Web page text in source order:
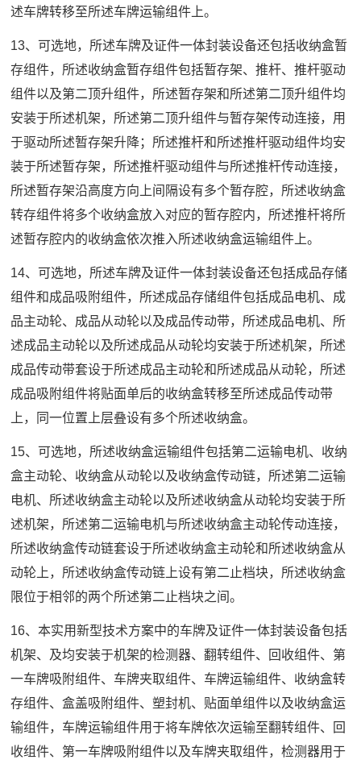
述车牌转移至所述车牌运输组件上。
13、可选地，所述车牌及证件一体封装设备还包括收纳盒暂
存组件，所述收纳盒暂存组件包括暂存架、推杆、推杆驱动
组件以及第二顶升组件，所述暂存架和所述第二顶升组件均
安装于所述机架，所述第二顶升组件与暂存架传动连接，用
于驱动所述暂存架升降；所述推杆和所述推杆驱动组件均安
装于所述暂存架，所述推杆驱动组件与所述推杆传动连接，
所述暂存架沿高度方向上间隔设有多个暂存腔，所述收纳盒
转存组件将多个收纳盒放入对应的暂存腔内，所述推杆将所
述暂存腔内的收纳盒依次推入所述收纳盒运输组件上。
14、可选地，所述车牌及证件一体封装设备还包括成品存储
组件和成品吸附组件，所述成品存储组件包括成品电机、成
品主动轮、成品从动轮以及成品传动带，所述成品电机、所
述成品主动轮以及所述成品从动轮均安装于所述机架，所述
成品传动带套设于所述成品主动轮和所述成品从动轮，所述
成品吸附组件将贴面单后的收纳盒转移至所述成品传动带
上，同一位置上层叠设有多个所述收纳盒。
15、可选地，所述收纳盒运输组件包括第二运输电机、收纳
盒主动轮、收纳盒从动轮以及收纳盒传动链，所述第二运输
电机、所述收纳盒主动轮以及所述收纳盒从动轮均安装于所
述机架，所述第二运输电机与所述收纳盒主动轮传动连接，
所述收纳盒传动链套设于所述收纳盒主动轮和所述收纳盒从
动轮上，所述收纳盒传动链上设有第二止档块，所述收纳盒
限位于相邻的两个所述第二止档块之间。
16、本实用新型技术方案中的车牌及证件一体封装设备包括
机架、及均安装于机架的检测器、翻转组件、回收组件、第
一车牌吸附组件、车牌夹取组件、车牌运输组件、收纳盒转
存组件、盒盖吸附组件、塑封机、贴面单组件以及收纳盒运
输组件，车牌运输组件用于将车牌依次运输至翻转组件、回
收组件、第一车牌吸附组件以及车牌夹取组件，检测器用于